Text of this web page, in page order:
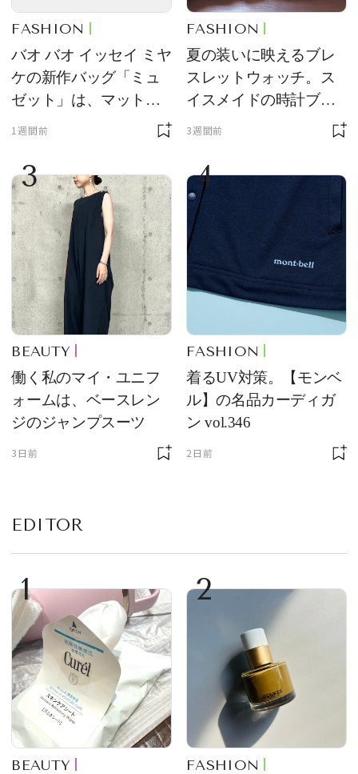
FASHION
バオ バオ イッセイ ミヤ
ケの新作バッグ「ミュ
ゼット」は、マットな
1週間前
FASHION
夏の装いに映えるブレ
スレットウォッチ。ス
イスメイドの時計ブラ
ンド【フレデリック・
をレビュー。【それい
け！ 良品ハンター】
3週間前
3
BEAUTY
働く私のマイ・ユニフ
ォームは、ベースレン
ジのジャンプスーツ
3日前
4
FASHION
着るUV対策。【モンベ
ル】の名品カーディガ
ン vol.346
2日前
EDITOR
1
BEAUTY
2
FASHION